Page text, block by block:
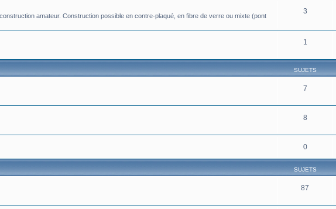
amateur. Construction possible en contre-plaqué, en fibre de verre ou mixte (pont
3
1
SUJETS
7
8
0
SUJETS
87